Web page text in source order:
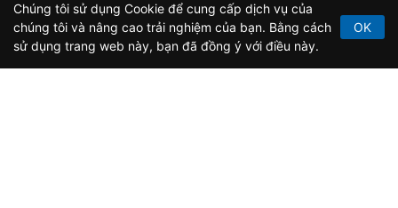
Giấy phép hoạt động báo chí điện tử số 64/GP-BTTTT do Bộ
Thông tin và Truyền thông cấp ngày 21/2/2020.
Chúng tôi sử dụng Cookie để cung cấp dịch vụ của
chúng tôi và nâng cao trải nghiệm của bạn. Bằng cách
sử dụng trang web này, bạn đã đồng ý với điều này.
OK